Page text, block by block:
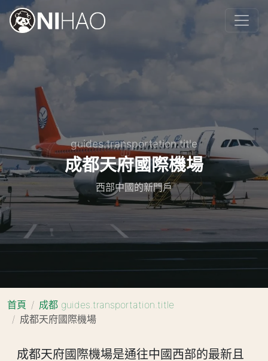
guides.transportation.title
成都天府國際機場
西部中國的新門戶
首頁
成都 guides.transportation.title
成都天府國際機場
成都天府國際機場是通往中國西部的最新且